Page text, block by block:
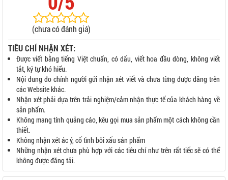
(chưa có đánh giá)
TIÊU CHÍ NHẬN XÉT:
Được viết bằng tiếng Việt chuẩn, có dấu, viết hoa đầu dòng, không viết
tắt, ký tự khó hiểu.
Nội dung do chính người gửi nhận xét viết và chưa từng được đăng trên
các Website khác.
Nhận xét phải dựa trên trải nghiệm/cảm nhận thực tế của khách hàng về
sản phẩm.
Không mang tính quảng cáo, kêu gọi mua sản phẩm một cách không cần
thiết.
Không nhận xét ác ý, cố tình bôi xấu sản phẩm
Những nhận xét chưa phù hợp với các tiêu chí như trên rất tiếc sẽ có thể
không được đăng tải.